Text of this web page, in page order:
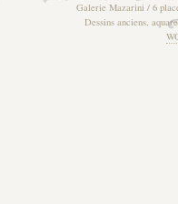
Galerie Mazarini / 6
Dessins anciens,